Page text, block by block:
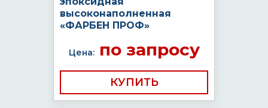
высоконаполненная
«ФАРБЕН ПРОФ»
Цена:по запросу
КУПИТЬ